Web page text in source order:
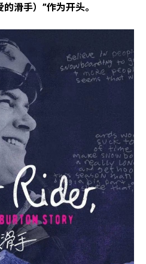
滑手）”作为开头。